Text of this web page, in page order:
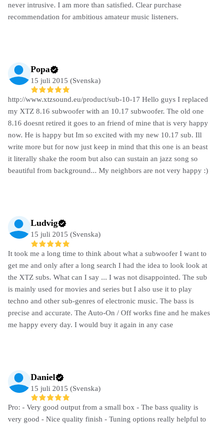
never intrusive. I am more than satisfied. Clear purchase
recommendation for ambitious amateur music listeners.
Popa
15 juli 2015 (Svenska)
http://www.xtzsound.eu/product/sub-10-17 Hello guys I replaced
my XTZ 8.16 subwoofer with an 10.17 subwoofer. The old one
8.16 doesnt retired it goes to an friend of mine that is very happy
now. He is happy but Im so excited with my new 10.17 sub. Ill
write more but for now just keep in mind that this one is an beast
it literally shake the room but also can sustain an jazz song so
beautiful from background... My neighbors are not very happy :)
Ludvig
15 juli 2015 (Svenska)
It took me a long time to think about what a subwoofer I want to
get me and only after a long search I had the idea to look look at
the XTZ subs. What can I say ... I was not disappointed. The sub
is mainly used for movies and series but I also use it to play
techno and other sub-genres of electronic music. The bass is
precise and accurate. The Auto-On / Off works fine and he makes
me happy every day. I would buy it again in any case
Daniel
15 juli 2015 (Svenska)
Pro: - Very good output from a small box - The bass quality is
very good - Nice quality finish - Tuning options really helpful to